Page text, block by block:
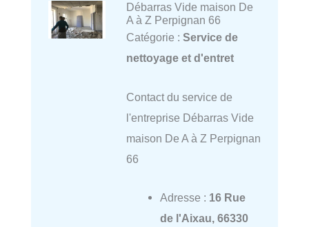
Débarras Vide maison De
A à Z Perpignan 66
Catégorie : Service de
nettoyage et d'entret
Contact du service de
l'entreprise Débarras Vide
maison De A à Z Perpignan
66
Adresse : 16 Rue
de l'Aixau, 66330